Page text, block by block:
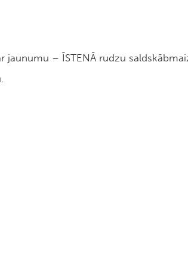
jaunumu – ĪSTENĀ rudzu